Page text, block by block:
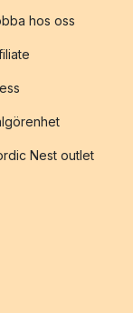
hos oss
Nest outlet